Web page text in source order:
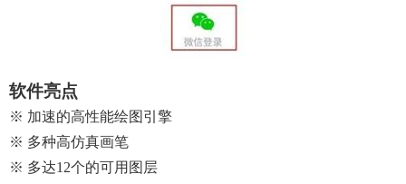
软件亮点
※ 加速的高性能绘图引擎
※ 多种高仿真画笔
※ 多达12个的可用图层